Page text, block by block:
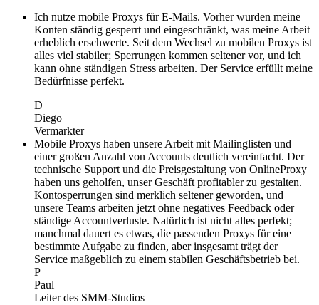
Ich nutze mobile Proxys für E-Mails. Vorher wurden meine
Konten ständig gesperrt und eingeschränkt, was meine Arbeit
erheblich erschwerte. Seit dem Wechsel zu mobilen Proxys ist
alles viel stabiler; Sperrungen kommen seltener vor, und ich
kann ohne ständigen Stress arbeiten. Der Service erfüllt meine
Bedürfnisse perfekt.
D
Diego
Vermarkter
Mobile Proxys haben unsere Arbeit mit Mailinglisten und
einer großen Anzahl von Accounts deutlich vereinfacht. Der
technische Support und die Preisgestaltung von OnlineProxy
haben uns geholfen, unser Geschäft profitabler zu gestalten.
Kontosperrungen sind merklich seltener geworden, und
unsere Teams arbeiten jetzt ohne negatives Feedback oder
ständige Accountverluste. Natürlich ist nicht alles perfekt;
manchmal dauert es etwas, die passenden Proxys für eine
bestimmte Aufgabe zu finden, aber insgesamt trägt der
Service maßgeblich zu einem stabilen Geschäftsbetrieb bei.
P
Paul
Leiter des SMM-Studios